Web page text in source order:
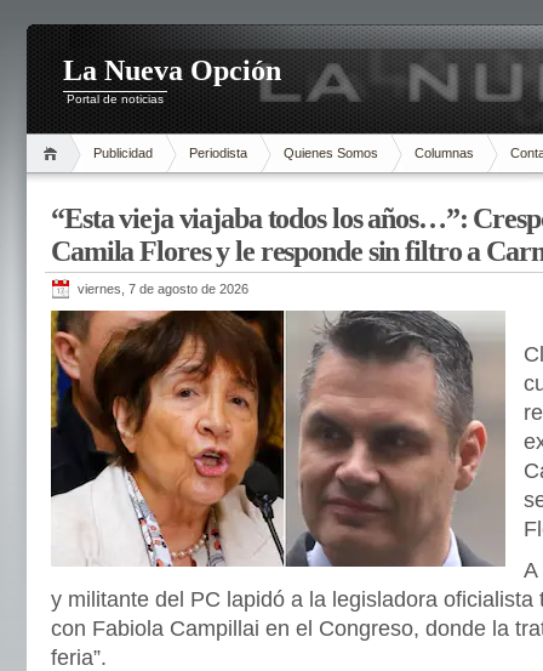
La Nueva Opción
Portal de noticias
Publicidad Periodista Quienes Somos Columnas
“Esta vieja viajaba todos los años…”:
Camila Flores y le responde sin filtro a
viernes, 7 de agosto de 2026
A
y militante del PC lapidó a la legisladora oficialista
con Fabiola Campillai en el Congreso, donde la
feria”.